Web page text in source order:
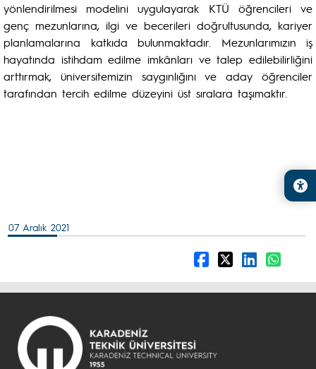
yönlendirilmesi modelini uygulayarak KTÜ öğrencileri ve
genç mezunlarına, ilgi ve becerileri doğrultusunda, kariyer
planlamalarına katkıda bulunmaktadır. Mezunlarımızın iş
hayatında istihdam edilme imkânları ve talep edilebilirliğini
arttırmak, üniversitemizin saygınlığını ve aday öğrenciler
tarafından tercih edilme düzeyini üst sıralara taşımaktır.
07 Aralık 2021